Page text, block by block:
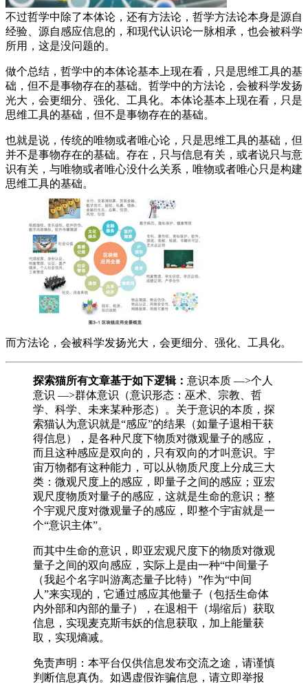
不过哲学中除了本体论，还有方法论，哲学方法论本身是源自
经验、源自感应信息的，和现代认识论一脉相承，也会被科学
所用，这是没问题的。
做个总结，哲学中的本体论基本上现在看，只是思维工具的基
础，但不是事物存在的基础。哲学中的方法论，会被科学发扬
光大，会更细分、强化、工具化。本体论基本上现在看，只是
思维工具的基础，但不是事物存在的基础。
也就是说，传统的唯物或者唯心论，只是思维工具的基础，但
并不是事物存在的基础。存在，只与信息有关，或者说只与意
识有关，与唯物或者唯心没什么关系，唯物或者唯心只是构建
思维工具的基础。
而方法论，会被科学发扬光大，会更细分、强化、工具化。
探索猫所有文章基于如下逻辑： 意识本质 —>个人
意识 —>群体意识（意识形态：巫术、宗教、哲
学、科学、未来某种形态）。关于意识的本质，探
索猫认为意识就是“感应”的结果（如量子退相干获
得信息），是各种尺度下物质对微观量子的感应，
而且这种感应是双向的，只有双向的才叫意识。宇
宙万物都有这种能力，可以从物质尺度上分成三大
类：微观尺度上的感应，即量子之间的感应；亚宏
观尺度物质对量子的感应，这就是生命的意识；整
个宇观尺度对微观量子的感应，即整个宇宙就是一
个“意识主体”。
而其中生命的意识，即亚宏观尺度下的物质对微观
量子之间的双向感应，实际上是由一种“中间量子
（我起个名字叫游离态量子比特）”作为“中间
人”来实现的，它通过感应其他量子（包括生命体
内外部和内部的量子），在退相干（塌缩后）获取
信息，实现麦克斯韦妖的信息获取，加上能量获
取，实现熵减。
免责声明：本平台仅供信息发布交流之途，请谨慎
判断信息真伪。如遇虚假诈骗信息，请立即举报